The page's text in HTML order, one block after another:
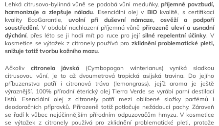
Lehká citrusovo-bylinná vůně se podobá vůni meduňky,příjemně povzbudí,
harmonizuje a zlepšuje náladu. Esenciální olej v BIOkvalitě, s certifikací
kvality EcoGarantie, uvolní při duševní námaze, osvěží a podpoří
soustředění. V období nachlazení příjemná vůněpřirozeně uleví a usnadní
dýchání, přes léto se ji hodí mít po ruce pro její silné repelentní účinky. V
kosmetice se výtažek z citronely používá pro zklidnění problematické pleti,
snižuje totiž tvorbu kožního mazu.
Ačkoliv citronela jávská
(Cymbopogon winterianus) vyniká sladkou
citrusovou vůní, je to až dvoumetrová tropická asijská travina. Do jejího
příbuzenstva patří i citronová tráva (lemongrass), jejíž aroma je ještě
výraznější. 100% přírodní éterický olej Tierra Verde se vyrábí parní destilací
listů. Esenciální olej z citronely patří mezi oblíbené složky parfémů i
deodoračních přípravků. Přirozeně totiž potlačuje nežádoucí pachy. Zároveň
se řadí k vůbec nejúčinnějším přírodním odpuzovačům hmyzu. V kosmetice
se výtažek z citronely používá pro zklidnění problematické pleti, protože